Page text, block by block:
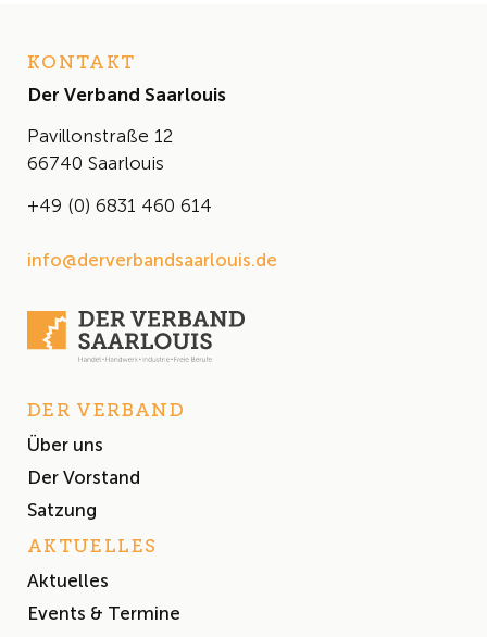
KONTAKT
Der Verband Saarlouis
Pavillonstraße 12
66740 Saarlouis
+49 (0) 6831 460 614
info@derverbandsaarlouis.de
DER VERBAND
Über uns
Der Vorstand
Satzung
AKTUELLES
Aktuelles
Events & Termine